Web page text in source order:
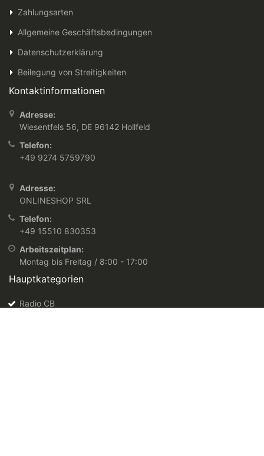
Zahlungsarten
Allgemeine Geschäftsbedingungen
Datenschutzerklärung
Beilegung von Streitigkeiten
Kontaktinformationen
Adresse:
Wiesentfels 56, DE 96142 Hollfeld
Telefon:
+49 9274 5759790
Adresse:
ONLINESHOP SRL
Telefon:
+49 15510 830353
Arbeitszeitplan:
Montag bis Freitag / 8:00 - 17:00
Hauptkategorien
Radio CB